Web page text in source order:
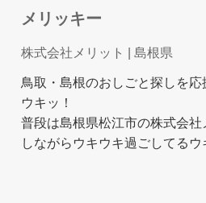
メリッキー
株式会社メリット | 島根県
鳥取・島根のおしごと探しを
ウキッ！
普段は島根県松江市の株式会社
しながらウキウキ過ごしてるウ